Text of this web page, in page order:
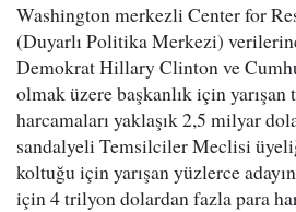
Washington merkezli Center for
(Duyarlı Politika Merkezi)
Demokrat Hillary Clinton ve
olmak üzere başkanlık için
harcamaları yaklaşık 2,5 milyar
sandalyeli Temsilciler Meclisi
koltuğu için yarışan yüzlerce
için 4 trilyon dolardan fazla para